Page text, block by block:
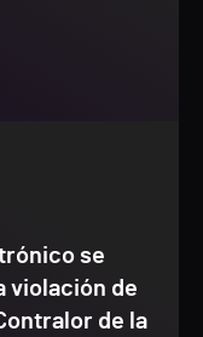
se
violación de
de la